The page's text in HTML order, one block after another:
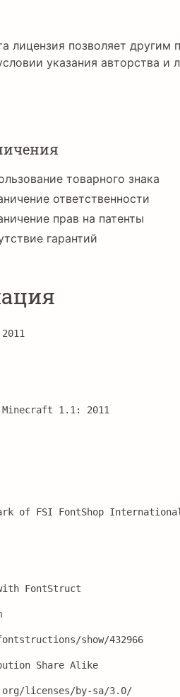
позволяет другим
указания авторства и
товарного знака
ответственности
прав на патенты
гарантий
1.1: 2011
of FSI FontShop International
FontStruct
show/432966
Share Alike
licenses/by-sa/3.0/